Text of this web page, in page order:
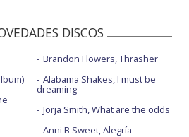
DISCOS
Brandon Flowers, Thrasher
Alabama Shakes, I must be
dreaming
Jorja Smith, What are the odds
Anni B Sweet, Alegría